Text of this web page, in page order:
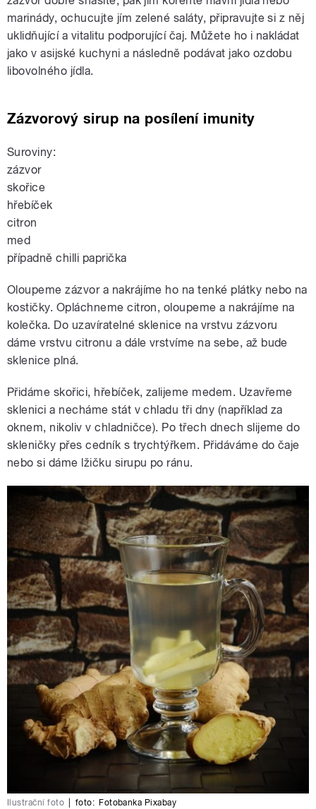
marinády, ochucujte jím zelené saláty, připravujte si z něj
uklidňující a vitalitu podporující čaj. Můžete ho i nakládat
jako v asijské kuchyni a následně podávat jako ozdobu
libovolného jídla.
Zázvorový sirup na posílení imunity
Suroviny:
zázvor
skořice
hřebíček
citron
med
případně chilli paprička
Oloupeme zázvor a nakrájíme ho na tenké plátky nebo na
kostičky. Opláchneme citron, oloupeme a nakrájíme na
kolečka. Do uzavíratelné sklenice na vrstvu zázvoru
dáme vrstvu citronu a dále vrstvíme na sebe, až bude
sklenice plná.
Přidáme skořici, hřebíček, zalijeme medem. Uzavřeme
sklenici a necháme stát v chladu tři dny (například za
oknem, nikoliv v chladničce). Po třech dnech slijeme do
skleničky přes cedník s trychtýřkem. Přidáváme do čaje
nebo si dáme lžičku sirupu po ránu.
Ilustrační foto foto: Fotobanka Pixabay